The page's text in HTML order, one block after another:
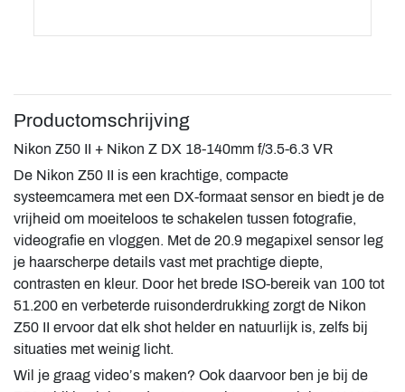
Productomschrijving
Nikon Z50 II + Nikon Z DX 18-140mm f/3.5-6.3 VR
De Nikon Z50 II is een krachtige, compacte
systeemcamera met een DX-formaat sensor en biedt je de
vrijheid om moeiteloos te schakelen tussen fotografie,
videografie en vloggen. Met de 20.9 megapixel sensor leg
je haarscherpe details vast met prachtige diepte,
contrasten en kleur. Door het brede ISO-bereik van 100 tot
51.200 en verbeterde ruisonderdrukking zorgt de Nikon
Z50 II ervoor dat elk shot helder en natuurlijk is, zelfs bij
situaties met weinig licht.
Wil je graag video’s maken? Ook daarvoor ben je bij de